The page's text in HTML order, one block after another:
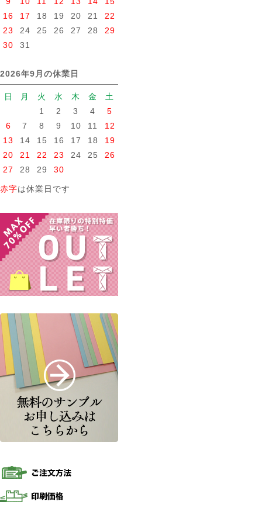
16
17 18 19 20 21
22
23
24 25 26 27 28
29
30
31
2026年9月の休業日
日 月 火 水 木 金
土
1
2 3 4
5
6
7 8 9 10 11
12
13
14 15 16 17 18
19
20
21 22 23 24 25
26
27
28 29 30
赤字は休業日です